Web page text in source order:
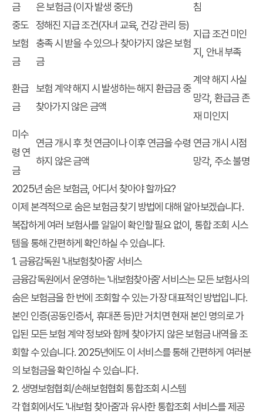
금
은 보험금 (이자 발생 중단)
침
중도
보험
금
정해진 지급 조건(자녀 교육, 건강 관리 등)
충족 시 받을 수 있으나 찾아가지 않은 보험
금
지급 조건 미인
지, 안내 부족
환급
금
보험 계약 해지 시 발생하는 해지 환급금 중
찾아가지 않은 금액
계약 해지 사실
망각, 환급금 존
재 미인지
미수
령 연
금
연금 개시 후 첫 연금이나 이후 연금을 수령
하지 않은 금액
연금 개시 시점
망각, 주소 불명
2025년 숨은 보험금, 어디서 찾아야 할까요?
이제 본격적으로숨은 보험금 찾기 방법에 대해 알아보겠습니다.
복잡하게 여러 보험사를 일일이 확인할 필요 없이, 통합 조회 시스
템을 통해 간편하게 확인하실 수 있습니다.
1. 금융감독원 '내보험찾아줌' 서비스
금융감독원에서 운영하는 '내보험찾아줌' 서비스는 모든 보험사의
숨은 보험금을 한 번에 조회할 수 있는 가장 대표적인 방법입니다.
본인 인증(공동인증서, 휴대폰 등)만 거치면 현재 본인 명의로 가
입된 모든 보험 계약 정보와 함께 찾아가지 않은 보험금 내역을 조
회할 수 있습니다. 2025년에도 이 서비스를 통해 간편하게 여러분
의 보험금을 확인하실 수 있습니다.
2. 생명보험협회/손해보험협회 통합조회 시스템
각 협회에서도 '내보험 찾아줌'과 유사한 통합조회 서비스를 제공